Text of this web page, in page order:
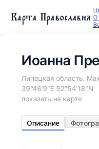
Карта Православия О
Иоанна
Липецкая область.
39°46′9″E 52°54′18″N
показать на карте
Описание